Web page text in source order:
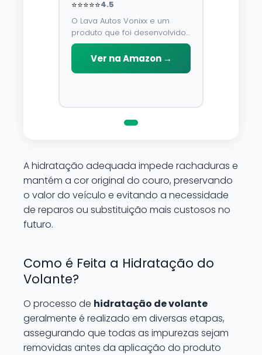
⭐⭐⭐⭐⭐4.5
O Lava Autos Vonixx e um
produto que foi desenvolvido
para limpar, proteger e
conservar a lataria do veiculo.
Por possuir pH neutro, pode
Ver na Amazon →
A hidratação adequada impede rachaduras e
mantém a cor original do couro, preservando
o valor do veículo e evitando a necessidade
de reparos ou substituição mais custosos no
futuro.
Como é Feita a Hidratação do
Volante?
O processo de hidratação de volante
geralmente é realizado em diversas etapas,
assegurando que todas as impurezas sejam
removidas antes da aplicação do produto